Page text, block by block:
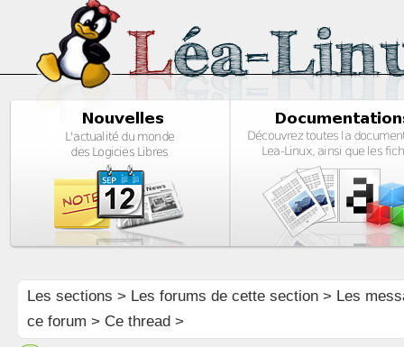
Les sections > Les forums de cette section> Les
ce forum > Ce thread >